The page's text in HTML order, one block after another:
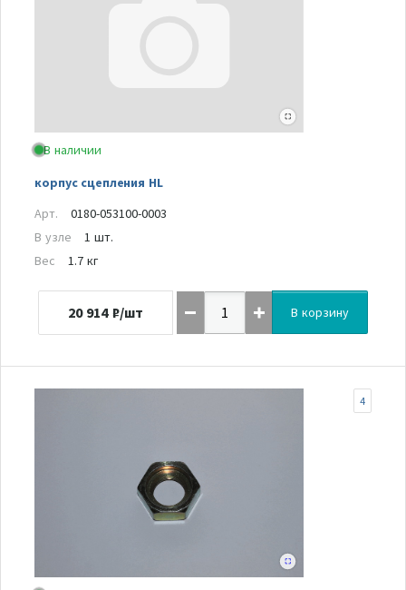
В наличии
корпус сцепления HL
Арт.
0180-053100-0003
В узле
1 шт.
Вес
1.7 кг
20 914 ₽/шт В корзину
4